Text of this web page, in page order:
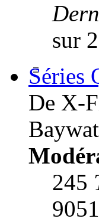
sur
Séries
De X-
245
9051